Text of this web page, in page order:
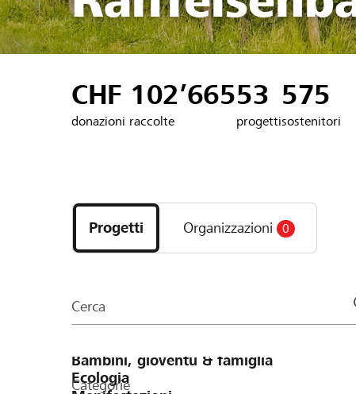
CHF 102’665
donazioni raccolte
53
progetti
575
sostenitori
i
progetti
e
della
Progetti Organizzazioni 0
Cerca
Categorie